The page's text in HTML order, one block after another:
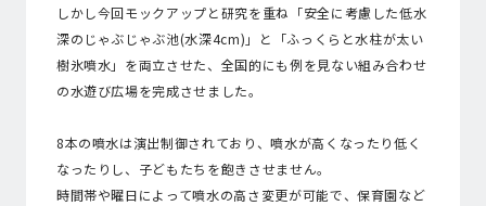
しかし今回モックアップと研究を重ね「安全に考慮した低水
深のじゃぶじゃぶ池(水深4cm)」と「ふっくらと水柱が太い
樹氷噴水」を両立させた、全国的にも例を見ない組み合わせ
の水遊び広場を完成させました。
8本の噴水は演出制御されており、噴水が高くなったり低く
なったりし、子どもたちを飽きさせません。
時間帯や曜日によって噴水の高さ変更が可能で、保育園など